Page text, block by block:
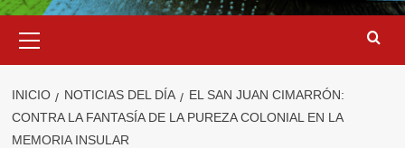
primario
INICIO NOTICIAS DEL DÍA
EL SAN JUAN CIMARRÓN:
CONTRA LA FANTASÍA DE LA PUREZA COLONIAL EN LA
MEMORIA INSULAR